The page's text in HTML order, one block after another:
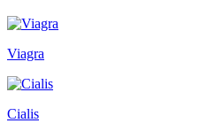
Viagra
Cialis